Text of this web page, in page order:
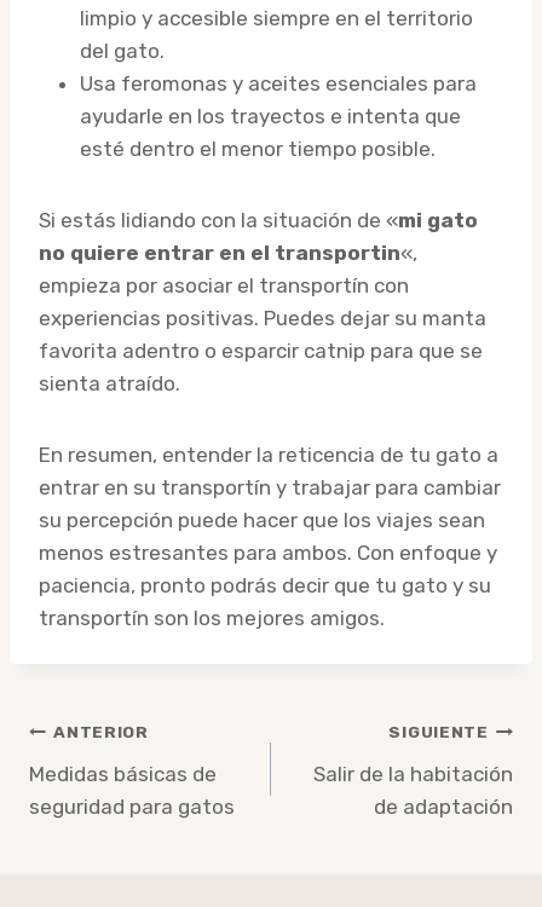
limpio y accesible siempre en el territorio
del gato.
Usa feromonas y aceites esenciales para
ayudarle en los trayectos e intenta que
esté dentro el menor tiempo posible.
Si estás lidiando con la situación de «mi gato
no quiere entrar en el transportin«,
empieza por asociar el transportín con
experiencias positivas. Puedes dejar su manta
favorita adentro o esparcir catnip para que se
sienta atraído.
En resumen, entender la reticencia de tu gato a
entrar en su transportín y trabajar para cambiar
su percepción puede hacer que los viajes sean
menos estresantes para ambos. Con enfoque y
paciencia, pronto podrás decir que tu gato y su
transportín son los mejores amigos.
Navegación
de
entradas
ANTERIOR
Medidas básicas de
seguridad para gatos
SIGUIENTE
Salir de la habitación
de adaptación